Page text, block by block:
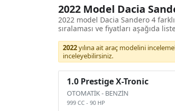
2022 Model Dacia
2022 model Dacia Sandero 4
sıralaması ve fiyatları aşağıda
2022yılına ait araç modelini
inceleyebilirsiniz.
1.0 Prestige X-Tronic
OTOMATİK- BENZİN
999 CC - 90 HP